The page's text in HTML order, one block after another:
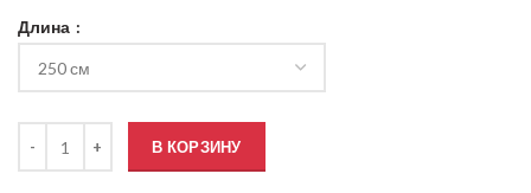
Длина
В КОРЗИНУ